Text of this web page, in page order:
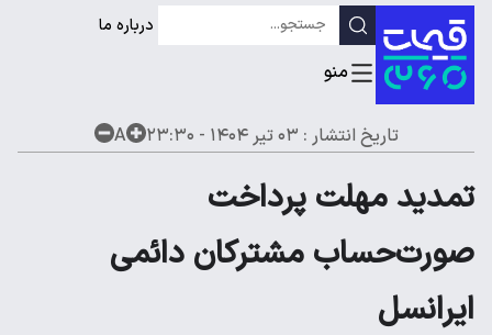
درباره ما
تاریخ انتشار : ۰۳ تیر ۱۴۰۴ - ۲۳:۳۰ A
تمدید مهلت پرداخت
صورت‌حساب مشترکان دائمی
ایرانسل